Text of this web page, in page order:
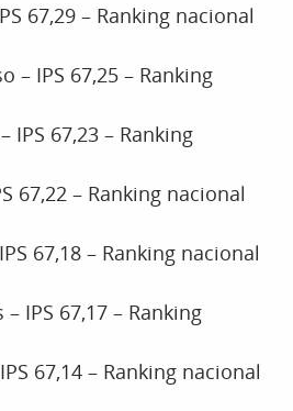
67,29 – Ranking nacional
– IPS 67,25 – Ranking
IPS 67,23 – Ranking
67,22 – Ranking nacional
67,18 – Ranking nacional
– IPS 67,17 – Ranking
67,14 – Ranking nacional